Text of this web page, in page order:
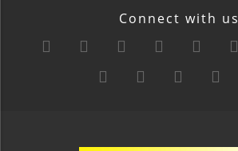
Connect with us